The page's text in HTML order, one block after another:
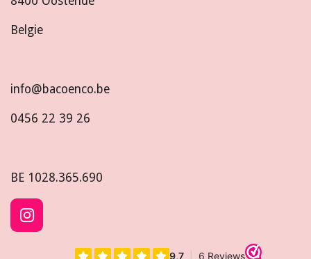
Belgie
info@bacoenco.be
0456 22 39 26
BE 1028.365.690
I
n